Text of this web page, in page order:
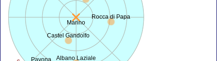
Marino
Albano Laziale
Rocca di Papa
Pavona
Castel Gandolfo